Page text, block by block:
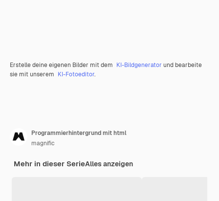
Erstelle deine eigenen Bilder mit dem KI-Bildgenerator und bearbeite
sie mit unserem KI-Fotoeditor.
Programmierhintergrund mit html
magnific
Mehr in dieser SerieAlles anzeigen